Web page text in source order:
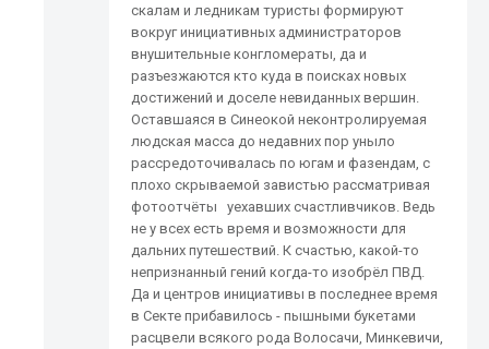
скалам и ледникам туристы формируют
вокруг инициативных администраторов
внушительные конгломераты, да и
разъезжаются кто куда в поисках новых
достижений и доселе невиданных вершин.
Оставшаяся в Синеокой неконтролируемая
людская масса до недавних пор уныло
рассредоточивалась по югам и фазендам, с
плохо скрываемой завистью рассматривая
фотоотчёты уехавших счастливчиков. Ведь
не у всех есть время и возможности для
дальних путешествий. К счастью, какой-то
непризнанный гений когда-то изобрёл ПВД.
Да и центров инициативы в последнее время
в Секте прибавилось - пышными букетами
расцвели всякого рода Волосачи, Минкевичи,